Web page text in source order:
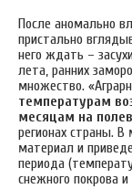
После аномально
пристально
него ждать –
лета, ранних
множество.
температурам
месяцам на
регионах страны. В
материал и
периода
снежного покрова